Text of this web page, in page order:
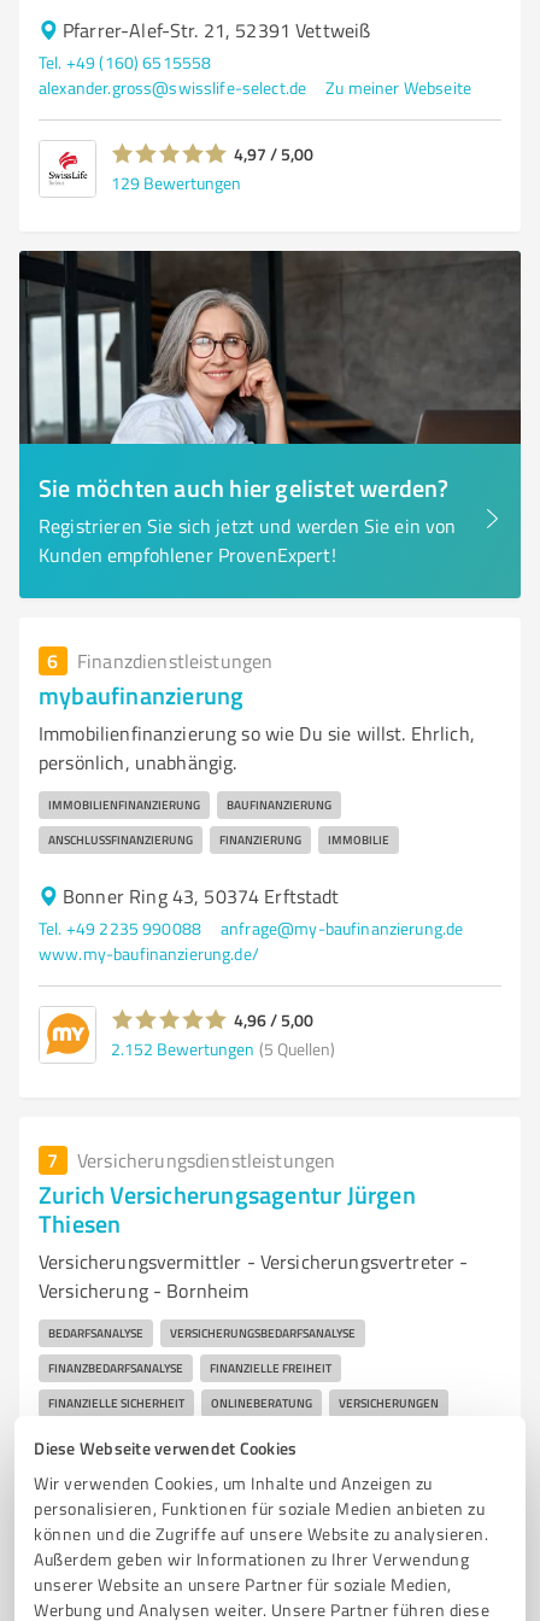
Diese Webseite verwendet Cookies
Wir verwenden Cookies, um Inhalte und Anzeigen zu
personalisieren, Funktionen für soziale Medien anbieten zu
können und die Zugriffe auf unsere Website zu analysieren.
Außerdem geben wir Informationen zu Ihrer Verwendung
unserer Website an unsere Partner für soziale Medien,
Werbung und Analysen weiter. Unsere Partner führen diese
Pfarrer-Alef-Str. 21, 52391 Vettweiß
Tel. +49 (160) 6515558
alexander.gross@swisslife-select.de
Zu meiner Webseite
4,97 / 5,00
129 Bewertungen
Sie möchten auch hier gelistet werden?
Registrieren Sie sich jetzt und werden Sie ein von
Kunden empfohlener ProvenExpert!
6 Finanzdienstleistungen
mybaufinanzierung
Immobilienfinanzierung so wie Du sie willst. Ehrlich,
persönlich, unabhängig.
IMMOBILIENFINANZIERUNG BAUFINANZIERUNG
ANSCHLUSSFINANZIERUNG FINANZIERUNG IMMOBILIE
Bonner Ring 43, 50374 Erftstadt
Tel. +49 2235 990088
anfrage@my-baufinanzierung.de
www.my-baufinanzierung.de/
4,96 / 5,00
2.152 Bewertungen (5 Quellen)
7 Versicherungsdienstleistungen
Zurich Versicherungsagentur Jürgen
Thiesen
Versicherungsvermittler - Versicherungsvertreter -
Versicherung - Bornheim
BEDARFSANALYSE VERSICHERUNGSBEDARFSANALYSE
FINANZBEDARFSANALYSE FINANZIELLE FREIHEIT
FINANZIELLE SICHERHEIT ONLINEBERATUNG VERSICHERUNGEN
ARBEITSKRAFTABSICHERUNG PRIVATE KRANKENVERSICHERUNG
KRANKENTAGEGELDVERSICHERUNG BERUFSUNFÄHIGKEITSVERSICHERUNG
GRUNDFÄHIGKEITSVERSICHERUNG KRANKENSCHUTZBRIEF
EXISTENZVERSICHERUNG ERWERBSUNFÄHIGKEITSVERSICHERUNG